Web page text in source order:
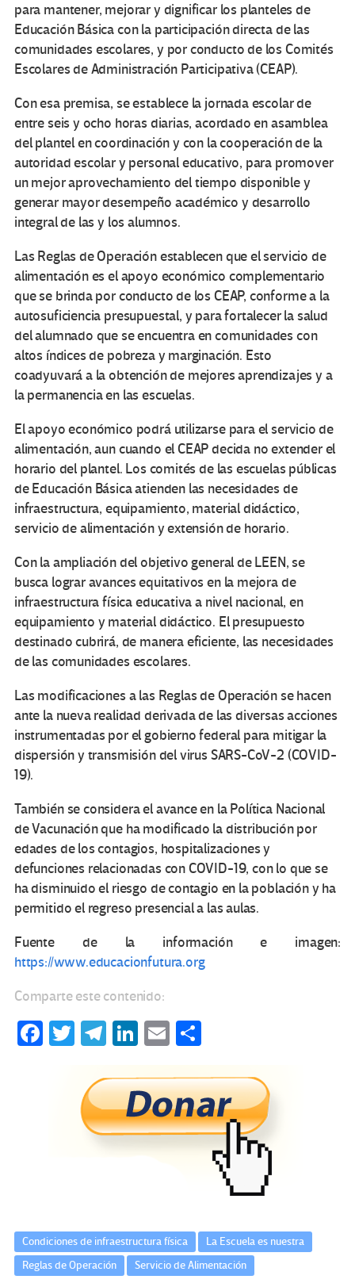
para mantener, mejorar y dignificar los planteles de
Educación Básica con la participación directa de las
comunidades escolares, y por conducto de los Comités
Escolares de Administración Participativa (CEAP).
Con esa premisa, se establece la jornada escolar de
entre seis y ocho horas diarias, acordado en asamblea
del plantel en coordinación y con la cooperación de la
autoridad escolar y personal educativo, para promover
un mejor aprovechamiento del tiempo disponible y
generar mayor desempeño académico y desarrollo
integral de las y los alumnos.
Las Reglas de Operación establecen que el servicio de
alimentación es el apoyo económico complementario
que se brinda por conducto de los CEAP, conforme a la
autosuficiencia presupuestal, y para fortalecer la salud
del alumnado que se encuentra en comunidades con
altos índices de pobreza y marginación. Esto
coadyuvará a la obtención de mejores aprendizajes y a
la permanencia en las escuelas.
El apoyo económico podrá utilizarse para el servicio de
alimentación, aun cuando el CEAP decida no extender el
horario del plantel. Los comités de las escuelas públicas
de Educación Básica atienden las necesidades de
infraestructura, equipamiento, material didáctico,
servicio de alimentación y extensión de horario.
Con la ampliación del objetivo general de LEEN, se
busca lograr avances equitativos en la mejora de
infraestructura física educativa a nivel nacional, en
equipamiento y material didáctico. El presupuesto
destinado cubrirá, de manera eficiente, las necesidades
de las comunidades escolares.
Las modificaciones a las Reglas de Operación se hacen
ante la nueva realidad derivada de las diversas acciones
instrumentadas por el gobierno federal para mitigar la
dispersión y transmisión del virus SARS-CoV-2 (COVID-
19).
También se considera el avance en la Política Nacional
de Vacunación que ha modificado la distribución por
edades de los contagios, hospitalizaciones y
defunciones relacionadas con COVID-19, con lo que se
ha disminuido el riesgo de contagio en la población y ha
permitido el regreso presencial a las aulas.
Fuente de la información e imagen:
https://www.educacionfutura.org
Comparte este contenido:
Fa T
tt
er
Te
gr
a
m
Li
ke
dI
n
E
ail m
p
ar
tir
Condiciones de infraestructura física
La Escuela es nuestra
Reglas de Operación
Servicio de Alimentación